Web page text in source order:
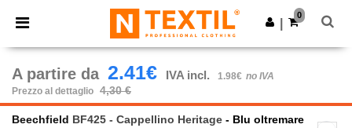
× App Ntextil
Prezzi migliori sull'app!
Scarica app
0
A partire da 2.41€ IVA incl. 1.98€ no IVA
Prezzo al dettaglio 4,30 €
Beechfield BF425 - Cappellino Heritage - Blu oltremare